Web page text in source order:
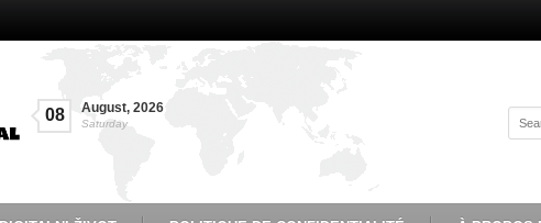
08 August, 2026
Saturday